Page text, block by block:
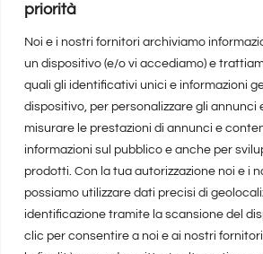
priorità
Noi e i nostri fornitori archiviamo
un dispositivo (e/o vi accediamo) e
quali gli identificativi unici e informazioni
dispositivo, per personalizzare gli annunci
misurare le prestazioni di annunci e
informazioni sul pubblico e anche per
prodotti. Con la tua autorizzazione noi e i
possiamo utilizzare dati precisi di
identificazione tramite la scansione del
clic per consentire a noi e ai nostri